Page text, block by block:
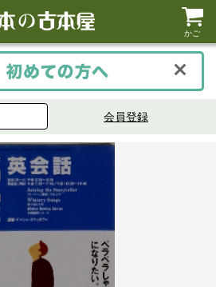
かご
会員登録